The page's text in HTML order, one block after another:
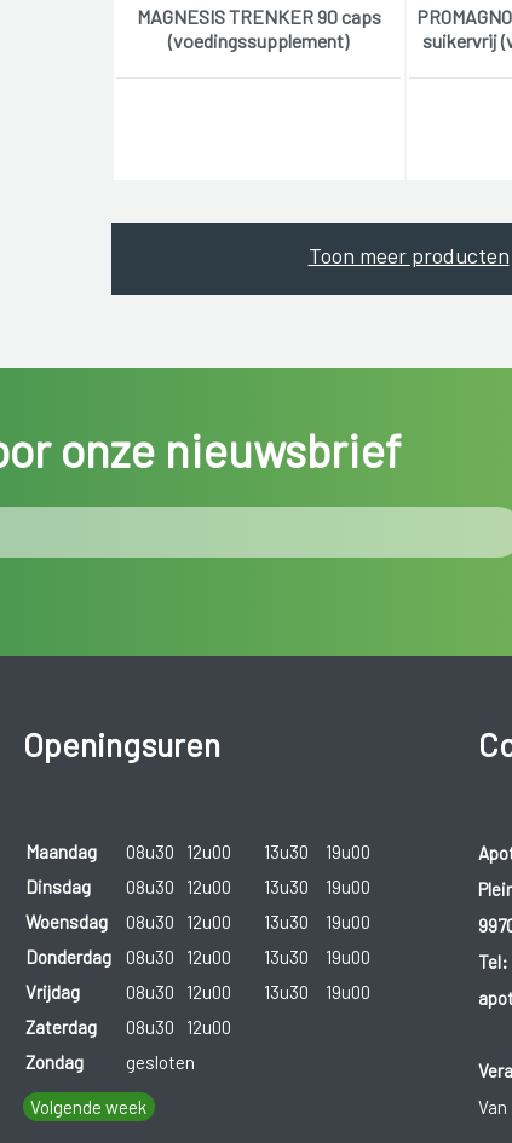
MAGNESIS TRENKER 90 caps
(voedingssupplement)
suikervrij
Toon meer producten
onze nieuwsbrief
Openingsuren
Maandag 08u30 12u00 13u30
19u00
Dinsdag
08u30 12u00 13u30
19u00
Woensdag
08u30 12u00 13u30
19u00
Donderdag
08u30 12u00 13u30
19u00
Vrijdag
08u30 12u00 13u30
19u00
Zaterdag
08u30
12u00
Zondag
gesloten
Volgende week
Tel: